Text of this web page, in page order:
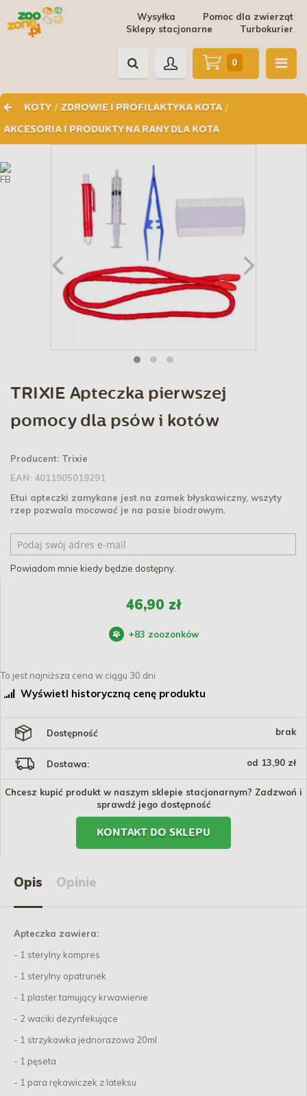
Pomoc dla zwierząt
Wysyłka
Turbokurier
Sklepy stacjonarne
KOTY / ZDROWIE I PROFILAKTYKA KOTA /
AKCESORIA I PRODUKTY NA RANY DLA KOTA
0
TRIXIE Apteczka pierwszej
pomocy dla psów i kotów
Producent: Trixie
EAN: 4011905019291
Etui apteczki zamykane jest na zamek błyskawiczny, wszyty
rzep pozwala mocować je na pasie biodrowym.
Powiadom mnie kiedy będzie dostępny.
46,90 zł
+83 zoozonków
To jest najniższa cena w ciągu 30 dni
Wyświetl historyczną cenę produktu
Dostępność brak
Dostawa: od 13,90 zł
Chcesz kupić produkt w naszym sklepie stacjonarnym? Zadzwoń i
sprawdź jego dostępność
KONTAKT DO SKLEPU
Opis Opinie
Apteczka zawiera:
- 1 sterylny kompres
- 1 sterylny opatrunek
- 1 plaster tamujący krwawienie
- 2 waciki dezynfekujące
- 1 strzykawka jednorazowa 20ml
- 1 pęseta
- 1 para rękawiczek z lateksu